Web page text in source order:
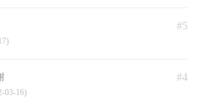
#5
#4
03-16)